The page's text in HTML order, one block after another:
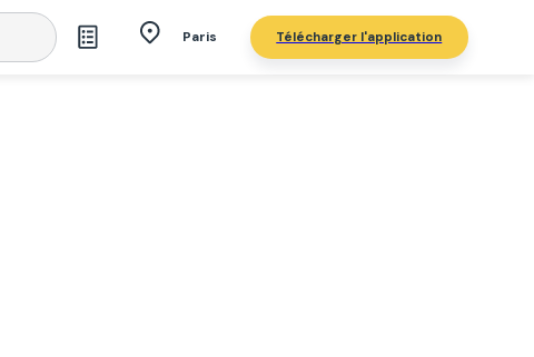
Paris Télécharger l'application